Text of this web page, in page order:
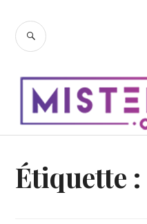
contenu
RECHERCHE
Étiquette :